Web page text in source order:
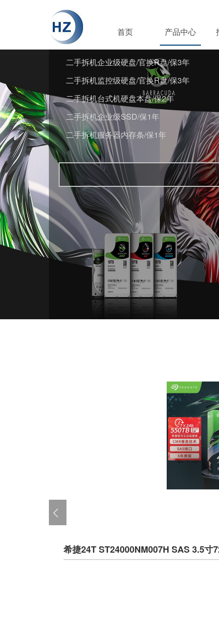
首页 产品中心
二手拆机企业级硬盘/官换R盘/保3年
二手拆机监控级硬盘/官换R盘/保3年
二手拆机台式机硬盘本盘/保2年
二手拆机企业级SSD/保1年
二手拆机服务器内存条/保1年
希捷24T ST24000NM007H SAS 3.5寸